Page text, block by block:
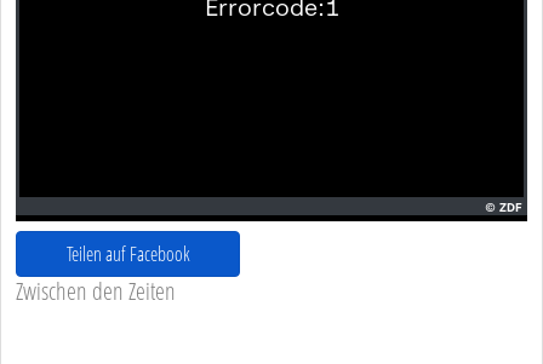
Teilen auf Facebook
Zwischen den Zeiten